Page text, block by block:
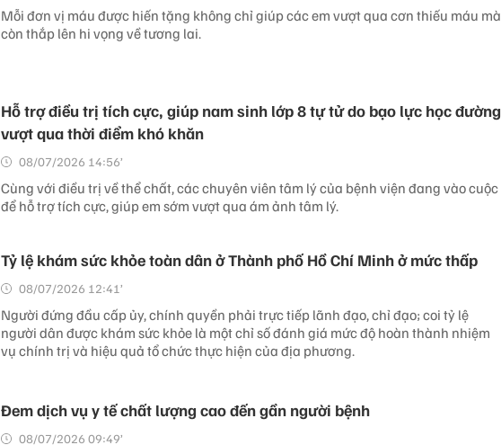
Mỗi đơn vị máu được hiến tặng không chỉ giúp các em vượt qua cơn thiếu máu mà
còn thắp lên hi vọng về tương lai.
Hỗ trợ điều trị tích cực, giúp nam sinh lớp 8 tự tử do bạo lực học đường
vượt qua thời điểm khó khăn
08/07/2026 14:56’
Cùng với điều trị về thể chất, các chuyên viên tâm lý của bệnh viện đang vào cuộc
để hỗ trợ tích cực, giúp em sớm vượt qua ám ảnh tâm lý.
Tỷ lệ khám sức khỏe toàn dân ở Thành phố Hồ Chí Minh ở mức thấp​
08/07/2026 12:41’
Người đứng đầu cấp ủy, chính quyền phải trực tiếp lãnh đạo, chỉ đạo; coi tỷ lệ
người dân được khám sức khỏe là một chỉ số đánh giá mức độ hoàn thành nhiệm
vụ chính trị và hiệu quả tổ chức thực hiện của địa phương.
Đem dịch vụ y tế chất lượng cao đến gần người bệnh
08/07/2026 09:49’